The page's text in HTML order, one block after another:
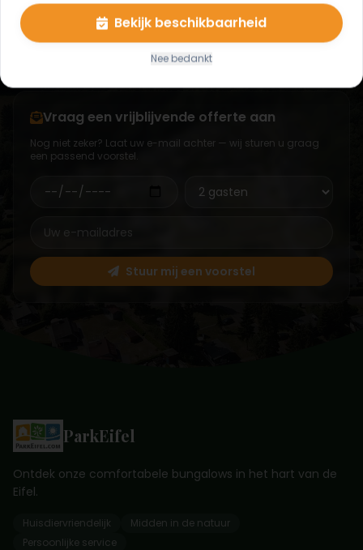
— wij sturen u een persoonlijke offerte op maat,
zonder verplichtingen.
Vraag een vrijblijvende offerte aan
Nog niet zeker? Laat uw e-mail achter — wij sturen u graag
een passend voorstel.
Stuur mij een voorstel
ParkEifel
Ontdek onze comfortabele bungalows in het hart van de
Eifel.
Huisdiervriendelijk
Midden in de natuur
Persoonlijke service
Bekijk beschikbaarheid
Nee bedankt